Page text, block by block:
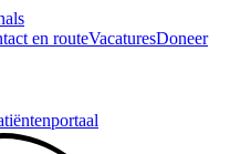
en routeVacaturesDoneer